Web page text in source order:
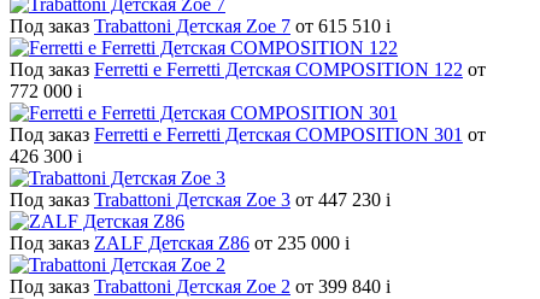
Под заказ Trabattoni Детская Zoe 7 от 615 510 i
Под заказ Ferretti e Ferretti Детская COMPOSITION 122 от
772 000 i
Под заказ Ferretti e Ferretti Детская COMPOSITION 301 от
426 300 i
Под заказ Trabattoni Детская Zoe 3 от 447 230 i
Под заказ ZALF Детская Z86 от 235 000 i
Под заказ Trabattoni Детская Zoe 2 от 399 840 i